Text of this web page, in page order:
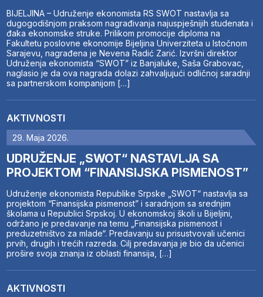
BIJELJINA – Udruženje ekonomista RS SWOT nastavlja sa
dugogodišnjom praksom nagrađivanja najuspješnijih studenata i
đaka ekonomske struke. Prilikom promocije diploma na
Fakultetu poslovne ekonomije Bijeljina Univerziteta u Istočnom
Sarajevu, nagrađena je Nevena Radić Zarić. Izvršni direktor
Udruženja ekonomista “SWOT” iz Banjaluke, Saša Grabovac,
naglasio je da ova nagrada dolazi zahvaljujući odličnoj saradnji
sa partnerskom kompanijom […]
AKTIVNOSTI
29. Maja 2026.
UDRUŽENJE „SWOT“ NASTAVLJA SA
PROJEKTOM “FINANSIJSKA PISMENOST”
Udruženje ekonomista Republike Srpske „SWOT“ nastavlja sa
projektom “Finansijska pismenost” i saradnjom sa srednjim
školama u Republici Srpskoj. U ekonomskoj školi u Bijeljini,
održano je predavanje na temu „Finansijska pismenost i
preduzetništvo za mlade“. Predavanju su prisustvovali učenici
prvih, drugih i trećih razreda. Cilj predavanja je bio da učenici
prošire svoja znanja iz oblasti finansija, […]
AKTIVNOSTI